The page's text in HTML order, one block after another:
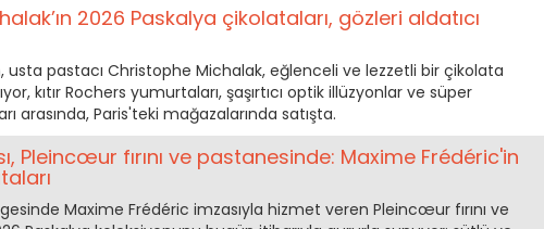
2026 Paskalya çikolataları, gözleri aldatıcı
usta pastacı Christophe Michalak, eğlenceli ve lezzetli bir çikolata
kıtır Rochers yumurtaları, şaşırtıcı optik illüzyonlar ve süper
arasında, Paris'teki mağazalarında satışta.
Pleincœur fırını ve pastanesinde: Maxime Frédéric'in
Maxime Frédéric imzasıyla hizmet veren Pleincœur fırını ve